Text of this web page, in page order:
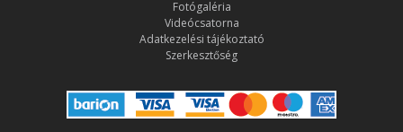
Fotógaléria
Videócsatorna
Adatkezelési tájékoztató
Szerkesztőség